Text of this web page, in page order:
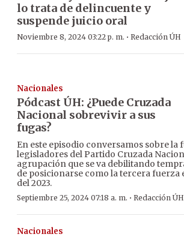
lo trata de delincuente y
suspende juicio oral
Noviembre 8, 2024 03:22 p. m. · Redacción ÚH
Nacionales
Pódcast ÚH: ¿Puede Cruzada
Nacional sobrevivir a sus
fugas?
En este episodio conversamos sobre la
legisladores del Partido Cruzada
agrupación que se va debilitando
de posicionarse como la tercera fuerza
del 2023.
Septiembre 25, 2024 07:18 a. m. · Redacción ÚH
Nacionales